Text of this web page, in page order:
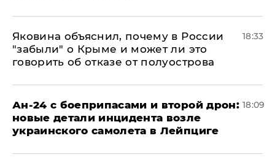
Яковина объяснил, почему в России
"забыли" о Крыме и может ли это
говорить об отказе от полуострова
18:33
Ан-24 с боеприпасами и второй дрон:
новые детали инцидента возле
украинского самолета в Лейпциге
18:09